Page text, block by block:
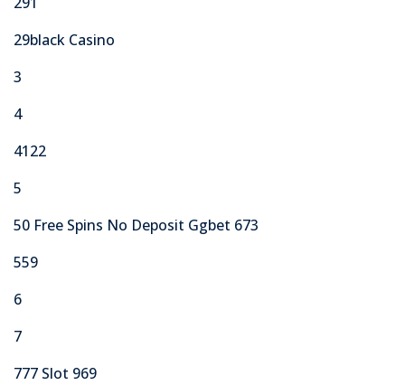
29black Casino
3
4
4122
5
50 Free Spins No Deposit Ggbet 673
559
6
7
777 Slot 969